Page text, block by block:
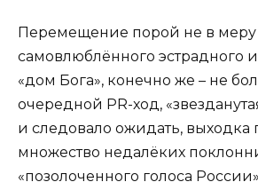
Перемещение порой не в меру
самовлюблённого эстрадного
«дом Бога», конечно же – не
очередной PR-ход,
и следовало ожидать, выходка
множество недалёких
«позолоченного голоса